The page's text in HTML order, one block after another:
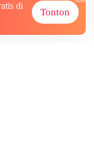
di
Tonton